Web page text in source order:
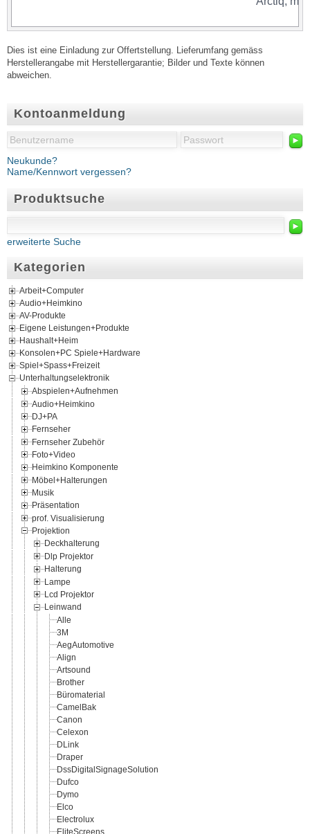
Kontoanmeldung
►
Neukunde?
Name/Kennwort vergessen?
Produktsuche
►
erweiterte Suche
Kategorien
Arbeit+Computer
Audio+Heimkino
AV-Produkte
Eigene Leistungen+Produkte
Haushalt+Heim
Konsolen+PC Spiele+Hardware
Spiel+Spass+Freizeit
Unterhaltungselektronik
Abspielen+Aufnehmen
Audio+Heimkino
DJ+PA
Fernseher
Fernseher Zubehör
Foto+Video
Heimkino Komponente
Möbel+Halterungen
Musik
Präsentation
prof. Visualisierung
Projektion
Deckhalterung
Dlp Projektor
Halterung
Lampe
Lcd Projektor
Leinwand
Alle
3M
AegAutomotive
Align
Artsound
Brother
Büromaterial
CamelBak
Canon
Celexon
DLink
Draper
DssDigitalSignageSolution
Dufco
Dymo
Elco
Electrolux
EliteScreens
Dies ist eine Einladung zur Offertstellung. Lieferumfang gemäss
Herstellerangabe mit Herstellergarantie; Bilder und Texte können
abweichen.